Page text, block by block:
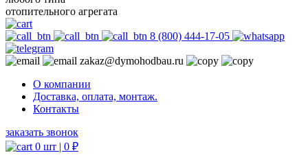
отопительного агрегата
8 (800) 444-17-05
zakaz@dymohodbau.ru
О компании
Доставка, оплата, монтаж.
Контакты
заказать звонок
0 шт | 0 ₽